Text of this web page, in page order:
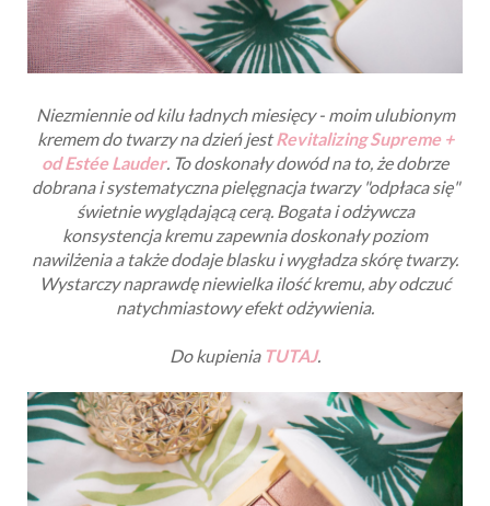
Niezmiennie od kilu ładnych miesięcy - moim ulubionym
kremem do twarzy na dzień jestRevitalizing Supreme +
od Estée Lauder. To doskonały dowód na to, że dobrze
dobrana i systematyczna pielęgnacja twarzy "odpłaca się"
świetnie wyglądającą cerą. Bogata i odżywcza
konsystencja kremu zapewnia doskonały poziom
nawilżenia a także dodaje blasku i wygładza skórę twarzy.
Wystarczy naprawdę niewielka ilość kremu, aby odczuć
natychmiastowy efekt odżywienia.
Do kupienia TUTAJ.